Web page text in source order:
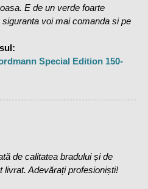
E de un verde foarte
voi mai comanda si pe
Special Edition 150-
de calitatea bradului și de
livrat. Adevărați profesioniști!